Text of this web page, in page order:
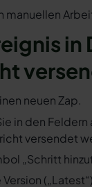
manuellen
in
neuen Zap.
in den
versendet
„Schritt